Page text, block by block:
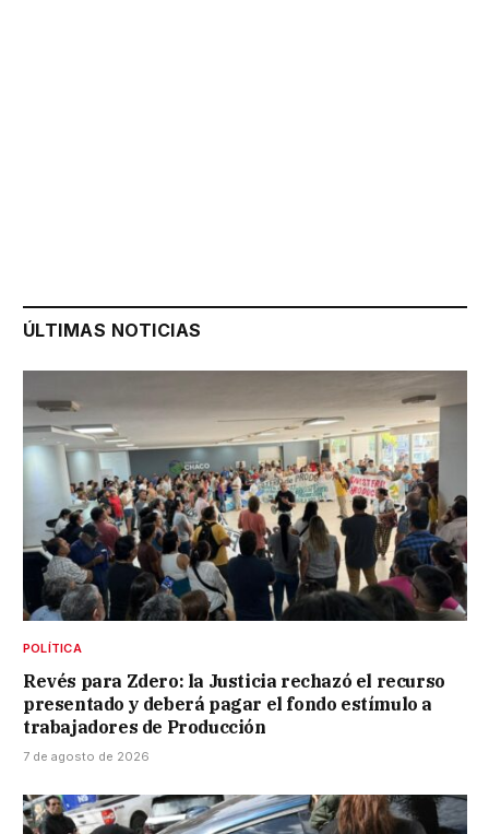
ÚLTIMAS NOTICIAS
POLÍTICA
Revés para Zdero: la Justicia rechazó el recurso
presentado y deberá pagar el fondo estímulo a
trabajadores de Producción
7 de agosto de 2026